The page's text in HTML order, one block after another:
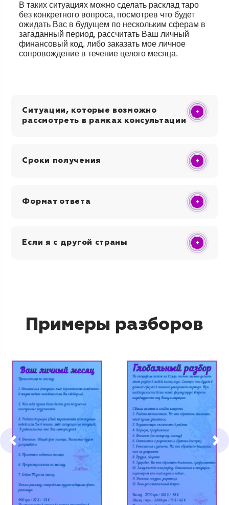
В таких ситуациях можно сделать расклад таро
без конкретного вопроса, посмотрев что будет
ожидать Вас в будущем по нескольким сферам в
загаданный период, рассчитать Ваш личный
финансовый код, либо заказать мое личное
сопровождение в течение целого месяца.
Ситуации, которые возможно
рассмотреть в рамках консультации
Сроки получения
Формат ответа
Если я с другой страны
Примеры разборов